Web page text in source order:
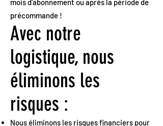
mois d'abonnement ou après la période de
précommande !
Avec notre
logistique, nous
éliminons les
risques :
Nous éliminons les risques financiers pour